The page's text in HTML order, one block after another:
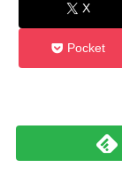
X
Pocket